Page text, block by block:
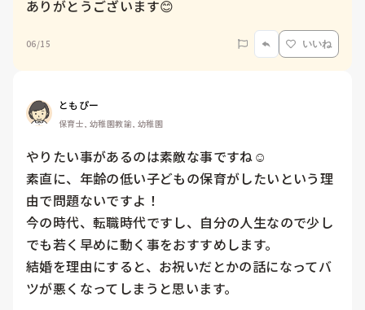
ありがとうございます😊
06/15 いいね
ともぴー
保育士, 幼稚園教諭, 幼稚園
やりたい事があるのは素敵な事ですね☺️
素直に、年齢の低い子どもの保育がしたいという理
由で問題ないですよ！
今の時代、転職時代ですし、自分の人生なので少し
でも若く早めに動く事をおすすめします。
結婚を理由にすると、お祝いだとかの話になってバ
ツが悪くなってしまうと思います。